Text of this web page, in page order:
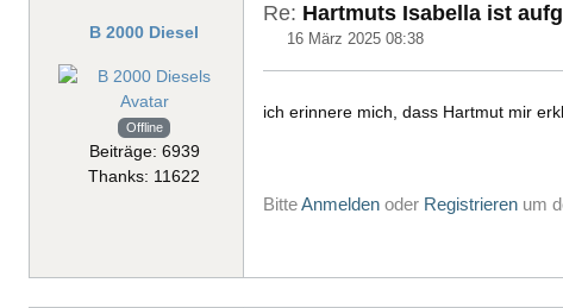
B 2000 Diesel
Offline
Beiträge: 6939
Thanks: 11622
Re: Hartmuts Isabella ist
16 März 2025 08:38
ich erinnere mich, dass Hartmut mir
BitteAnmelden oder Registrieren um